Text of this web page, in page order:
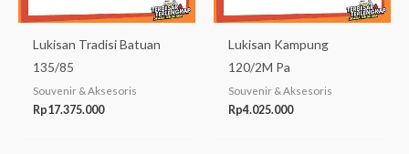
Lukisan Tradisi Batuan
135/85
Souvenir & Aksesoris
Rp17.375.000
Lukisan Kampung
120/2M Pa
Souvenir & Aksesoris
Rp4.025.000